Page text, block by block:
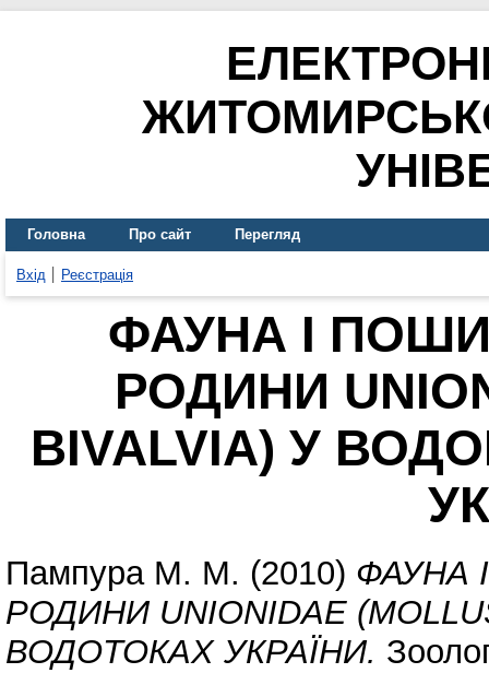
Головна Про сайт Перегляд
Вхід Реєстрація
ФАУНА І
РОДИНИ
BIVALVIA) У
Пампура М. М. (2010) ФАУНА
РОДИНИ UNIONIDAE
ВОДОТОКАХ УКРАЇНИ.